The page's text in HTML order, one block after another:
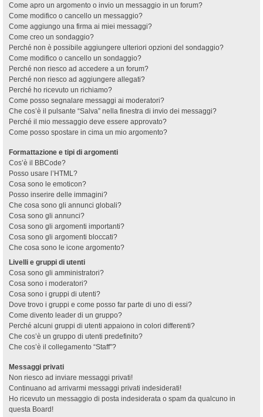
Come apro un argomento o invio un messaggio in un forum?
Come modifico o cancello un messaggio?
Come aggiungo una firma ai miei messaggi?
Come creo un sondaggio?
Perché non è possibile aggiungere ulteriori opzioni del sondaggio?
Come modifico o cancello un sondaggio?
Perché non riesco ad accedere a un forum?
Perché non riesco ad aggiungere allegati?
Perché ho ricevuto un richiamo?
Come posso segnalare messaggi ai moderatori?
Che cos’è il pulsante “Salva” nella finestra di invio dei messaggi?
Perché il mio messaggio deve essere approvato?
Come posso spostare in cima un mio argomento?
Formattazione e tipi di argomenti
Cos’è il BBCode?
Posso usare l’HTML?
Cosa sono le emoticon?
Posso inserire delle immagini?
Che cosa sono gli annunci globali?
Cosa sono gli annunci?
Cosa sono gli argomenti importanti?
Cosa sono gli argomenti bloccati?
Che cosa sono le icone argomento?
Livelli e gruppi di utenti
Cosa sono gli amministratori?
Cosa sono i moderatori?
Cosa sono i gruppi di utenti?
Dove trovo i gruppi e come posso far parte di uno di essi?
Come divento leader di un gruppo?
Perché alcuni gruppi di utenti appaiono in colori differenti?
Che cos’è un gruppo di utenti predefinito?
Che cos’è il collegamento “Staff”?
Messaggi privati
Non riesco ad inviare messaggi privati!
Continuano ad arrivarmi messaggi privati indesiderati!
Ho ricevuto un messaggio di posta indesiderata o spam da qualcuno in
questa Board!